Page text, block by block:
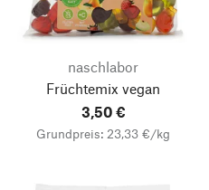
naschlabor
Früchtemix vegan
3,50 €
Grundpreis: 23,33 €/kg